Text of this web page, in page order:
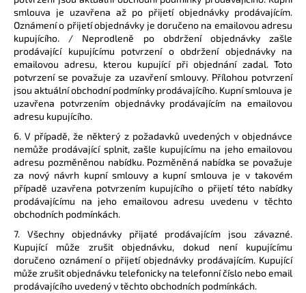
smlouva je uzavřena až po přijetí objednávky prodávajícím.
Oznámení o přijetí objednávky je doručeno na emailovou adresu
kupujícího. / Neprodleně po obdržení objednávky zašle
prodávající kupujícímu potvrzení o obdržení objednávky na
emailovou adresu, kterou kupující při objednání zadal. Toto
potvrzení se považuje za uzavření smlouvy. Přílohou potvrzení
jsou aktuální obchodní podmínky prodávajícího. Kupní smlouva je
uzavřena potvrzením objednávky prodávajícím na emailovou
adresu kupujícího.
6. V případě, že některý z požadavků uvedených v objednávce
nemůže prodávající splnit, zašle kupujícímu na jeho emailovou
adresu pozměněnou nabídku. Pozměněná nabídka se považuje
za nový návrh kupní smlouvy a kupní smlouva je v takovém
případě uzavřena potvrzením kupujícího o přijetí této nabídky
prodávajícímu na jeho emailovou adresu uvedenu v těchto
obchodních podmínkách.
7. Všechny objednávky přijaté prodávajícím jsou závazné.
Kupující může zrušit objednávku, dokud není kupujícímu
doručeno oznámení o přijetí objednávky prodávajícím. Kupující
může zrušit objednávku telefonicky na telefonní číslo nebo email
prodávajícího uvedený v těchto obchodních podmínkách.